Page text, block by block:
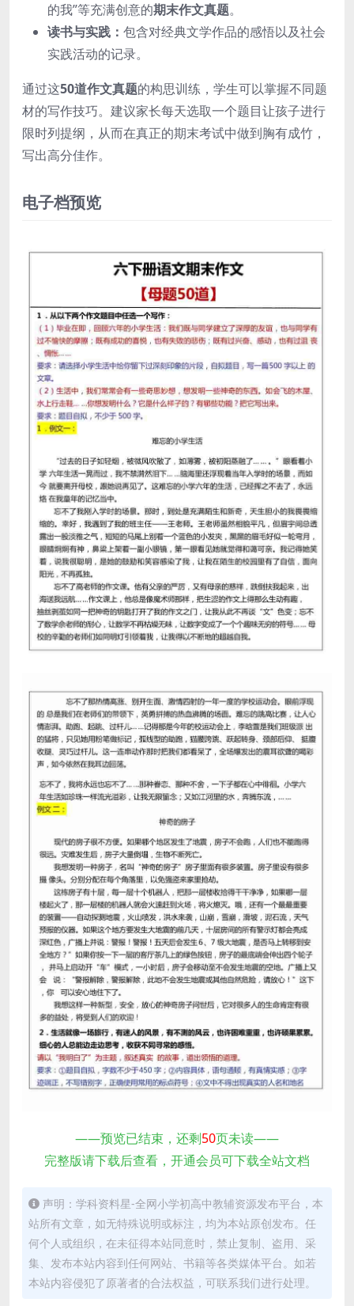
的我”等充满创意的期末作文真题。
读书与实践： 包含对经典文学作品的感悟以及社会
实践活动的记录。
通过这50道作文真题的构思训练，学生可以掌握不同题
材的写作技巧。建议家长每天选取一个题目让孩子进行
限时列提纲，从而在真正的期末考试中做到胸有成竹，
写出高分佳作。
电子档预览
——预览已结束，还剩50页未读——
完整版请下载后查看，开通会员可下载全站文档
声明：学科资料星-全网小学初高中教辅资源发布平台，本
站所有文章，如无特殊说明或标注，均为本站原创发布。任
何个人或组织，在未征得本站同意时，禁止复制、盗用、采
集、发布本站内容到任何网站、书籍等各类媒体平台。如若
本站内容侵犯了原著者的合法权益，可联系我们进行处理。